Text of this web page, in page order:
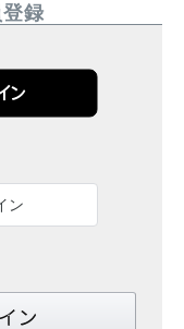
録
ン